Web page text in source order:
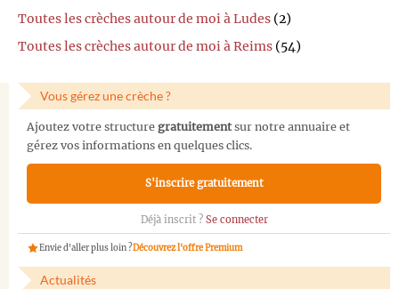
Toutes les crèches autour de moi à Ludes (2)
Toutes les crèches autour de moi à Reims (54)
Vous gérez une crèche ?
Ajoutez votre structure gratuitementsur notre annuaire et
gérez vos informations en quelques clics.
S'inscrire gratuitement
Déjà inscrit ? Se connecter
Envie d'aller plus loin ?Découvrez l'offre Premium
Actualités